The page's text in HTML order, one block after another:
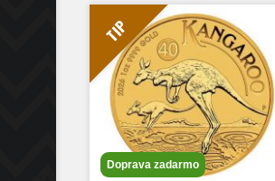
TIP
Doprava zadarmo